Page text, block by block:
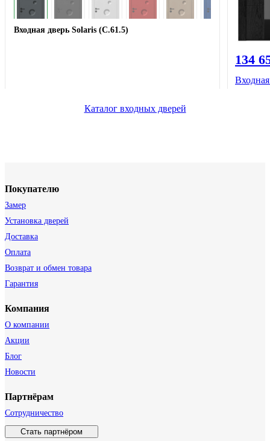
Входная дверь Solaris (С.61.5)
134
Каталог входных дверей
Покупателю
Замер
Установка дверей
Доставка
Оплата
Возврат и обмен товара
Гарантия
Компания
О компании
Акции
Блог
Новости
Партнёрам
Сотрудничество
Стать партнёром